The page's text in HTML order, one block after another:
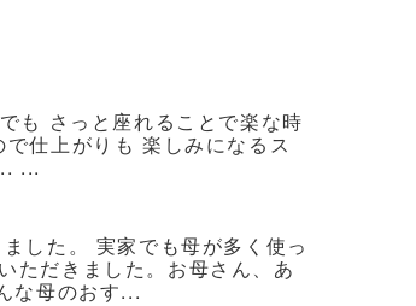
さっと座れることで楽な時
仕上がりも 楽しみになるス
...
した。 実家でも母が多く使っ
ただきました。お母さん、あ
な母のおす...